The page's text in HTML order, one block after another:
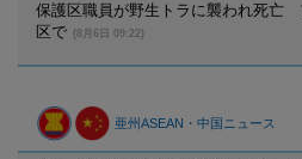
保護区職員が野生トラに襲われ死亡
区で
(8月6日 09:22)
亜州ASEAN・中国ニュース